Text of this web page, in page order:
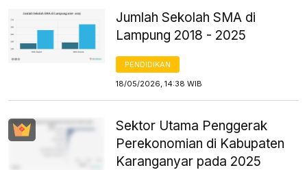
Jumlah Sekolah SMA di
Lampung 2018 - 2025
PENDIDIKAN
18/05/2026, 14:38 WIB
Sektor Utama Penggerak
Perekonomian di Kabupaten
Karanganyar pada 2025